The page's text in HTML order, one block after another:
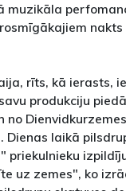
muzikāla
rīts, kā ierasts,
produkciju
no
Dienas laikā
priekulnieku
uz zemes", ko